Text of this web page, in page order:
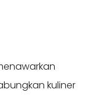
kuliner